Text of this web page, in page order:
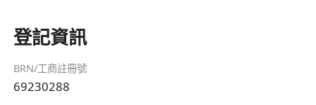
登記資訊
BRN/工商註冊號
69230288